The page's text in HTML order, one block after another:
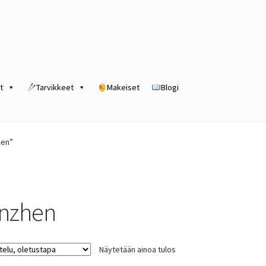
Tarvikkeet Makeiset Blogi
Näytetään ainoa tulos